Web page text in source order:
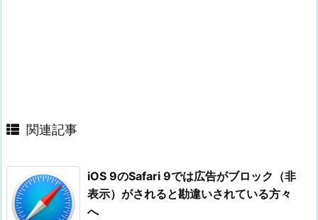
関連記事
iOS 9のSafari 9では広告がブロック（非
表示）がされると勘違いされている方々
へ